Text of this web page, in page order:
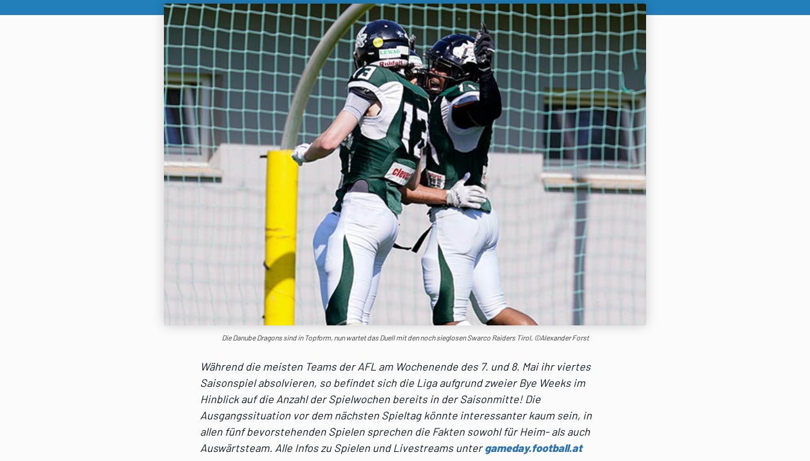
Die Danube Dragons sind in Topform, nun wartet das Duell mit den noch sieglosen Swarco Raiders Tirol, ©Alexander Forst
Während die meisten Teams der AFL am Wochenende des 7. und 8. Mai ihr viertes
Saisonspiel absolvieren, so befindet sich die Liga aufgrund zweier Bye Weeks im
Hinblick auf die Anzahl der Spielwochen bereits in der Saisonmitte! Die
Ausgangssituation vor dem nächsten Spieltag könnte interessanter kaum sein, in
allen fünf bevorstehenden Spielen sprechen die Fakten sowohl für Heim- als auch
Auswärtsteam. Alle Infos zu Spielen und Livestreams untergameday.football.at